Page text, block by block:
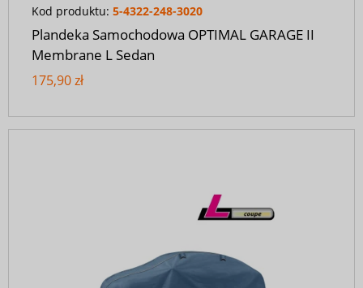
Kod produktu: 5-4322-248-3020
Plandeka Samochodowa OPTIMAL GARAGE II
Membrane L Sedan
175,90 zł